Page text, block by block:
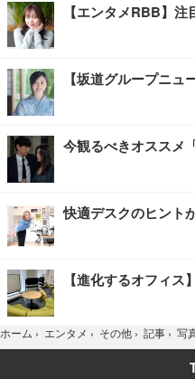
【エンタメRBB】
【坂道グループニ
今観るべきオススメ
快適デスクのヒント
【進化するオフィス】
ホーム › エンタメ › その他 › 記事 › 写